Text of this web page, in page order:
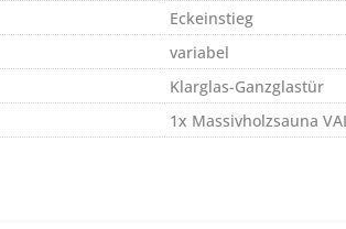
Eckeinstieg
variabel
Klarglas-Ganzglastür
1x Massivholzsauna